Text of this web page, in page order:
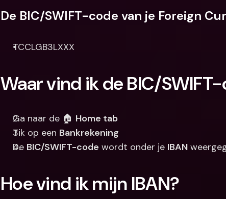
De BIC/SWIFT-code van je Foreign
TCCLGB3LXXX
Waar vind ik de BIC/
Ga naar de 🏠 Home tab
Tik op een Bankrekening
De BIC/SWIFT-code wordt onder je IBAN
Hoe vind ik mijn IBAN?